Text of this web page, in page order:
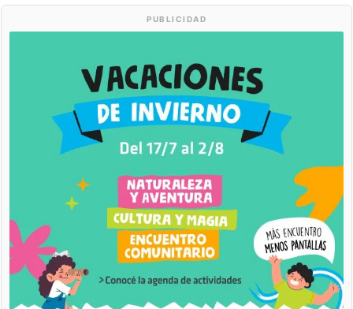
PUBLICIDAD